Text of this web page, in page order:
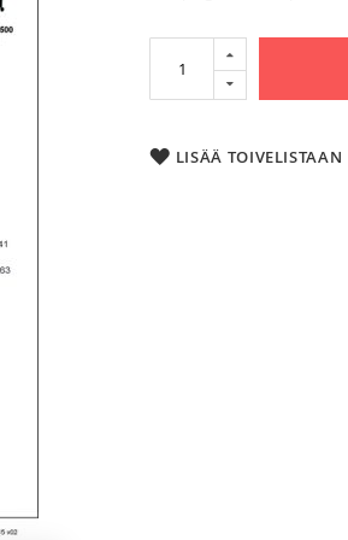
LISÄÄ TOIVELISTAAN